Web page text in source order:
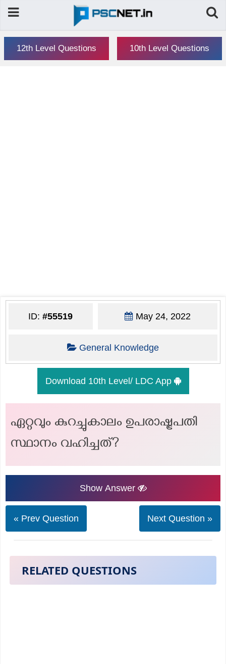
12th Level Questions 10th Level Questions
ID:#55519 May 24, 2022
General Knowledge
Download 10th Level/ LDC App
ഏറ്റവും കുറച്ചുകാലം ഉപരാഷ്ട്രപതി
സ്ഥാനം വഹിച്ചത്?
Show Answer
« Prev Question Next Question »
RELATED QUESTIONS